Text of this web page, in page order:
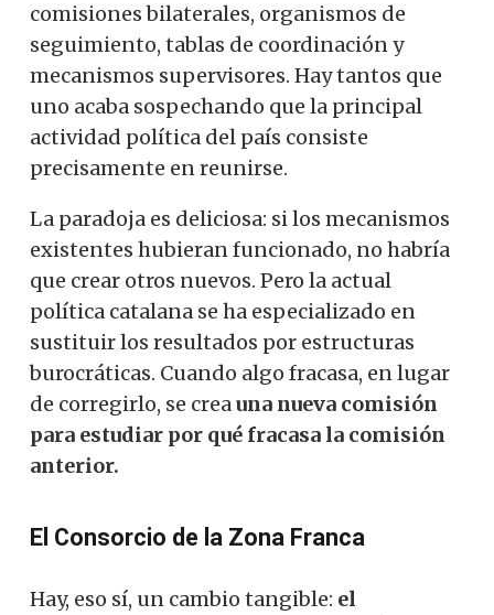
comisiones bilaterales, organismos de
seguimiento, tablas de coordinación y
mecanismos supervisores. Hay tantos que
uno acaba sospechando que la principal
actividad política del país consiste
precisamente en reunirse.
La paradoja es deliciosa: si los mecanismos
existentes hubieran funcionado, no habría
que crear otros nuevos. Pero la actual
política catalana se ha especializado en
sustituir los resultados por estructuras
burocráticas. Cuando algo fracasa, en lugar
de corregirlo, se creauna nueva comisión
para estudiar por qué fracasa la comisión
anterior.
El Consorcio de la Zona Franca
Hay, eso sí, un cambio tangible: el